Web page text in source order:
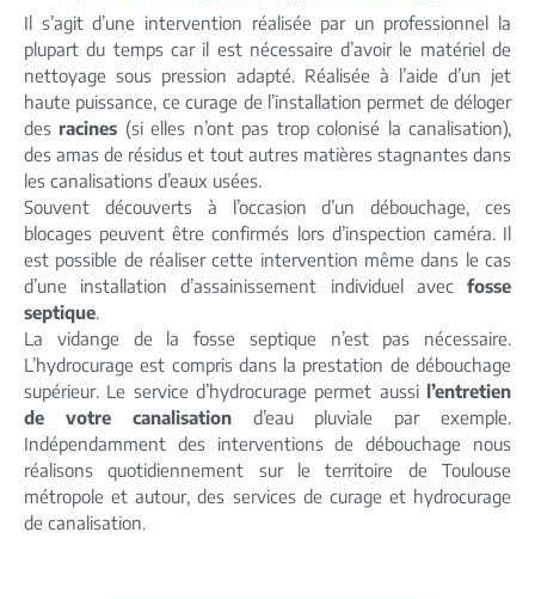
Il s’agit d’une intervention réalisée par un professionnel la
plupart du temps car il est nécessaire d’avoir le matériel de
nettoyage sous pression adapté. Réalisée à l’aide d’un jet
haute puissance, ce curage de l’installation permet de déloger
des racines (si elles n’ont pas trop colonisé la canalisation),
des amas de résidus et tout autres matières stagnantes dans
les canalisations d’eaux usées.
Souvent découverts à l’occasion d’un débouchage, ces
blocages peuvent être confirmés lors d’inspection caméra. Il
est possible de réaliser cette intervention même dans le cas
d’une installation d’assainissement individuel avecfosse
septique.
La vidange de la fosse septique n’est pas nécessaire.
L’hydrocurage est compris dans la prestation de débouchage
supérieur. Le service d’hydrocurage permet aussi l’entretien
de votre canalisationd’eau pluviale par exemple.
Indépendamment des interventions de débouchage nous
réalisons quotidiennement sur le territoire de Toulouse
métropole et autour, des services de curage et hydrocurage
de canalisation.